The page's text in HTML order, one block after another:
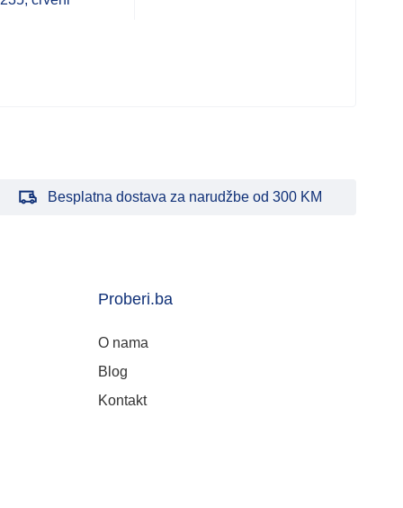
Besplatna dostava za narudžbe od 300 KM
Proberi.ba
O nama
Blog
Kontakt